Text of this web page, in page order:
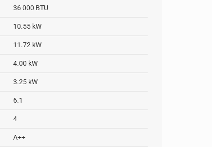
36 000 BTU
10.55 kW
11.72 kW
4.00 kW
3.25 kW
6.1
4
A++